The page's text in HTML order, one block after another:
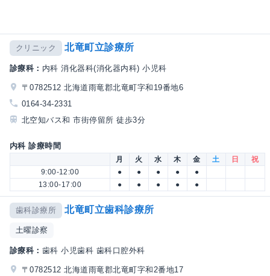
クリニック 北竜町立診療所
診療科： 内科 消化器科(消化器内科) 小児科
〒0782512 北海道雨竜郡北竜町字和19番地6
0164-34-2331
北空知バス和 市街停留所 徒歩3分
内科 診療時間
月 火 水 木 金 土 日
祝
9:00-12:00
● ● ● ●
●
13:00-17:00
● ● ● ● ●
歯科診療所 北竜町立歯科診療所
土曜診察
診療科： 歯科 小児歯科 歯科口腔外科
〒0782512 北海道雨竜郡北竜町字和2番地17